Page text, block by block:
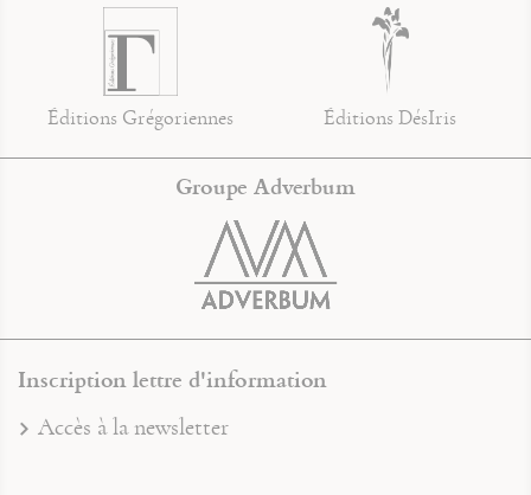
Éditions Grégoriennes Éditions DésIris
Groupe Adverbum
Inscription lettre d'information
Accès à la newsletter